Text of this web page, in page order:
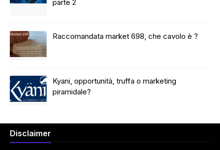
parte 2
Raccomandata market 698, che cavolo è ?
Kyani, opportunità, truffa o marketing
piramidale?
Disclaimer